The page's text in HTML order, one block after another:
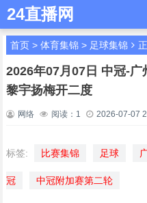
24直播网
首页> 体育集锦> 足球集锦
2026年07月07日 中冠-
黎宇扬梅开二度
网络 阅读： 1 2026-07-07
标签: 比赛集锦 足球
冠 中冠附加赛第二轮